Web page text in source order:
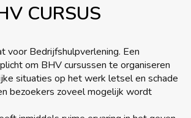
CURSUS
voor Bedrijfshulpverlening. Een
om BHV cursussen te organiseren
situaties op het werk letsel en schade
bezoekers zoveel mogelijk wordt